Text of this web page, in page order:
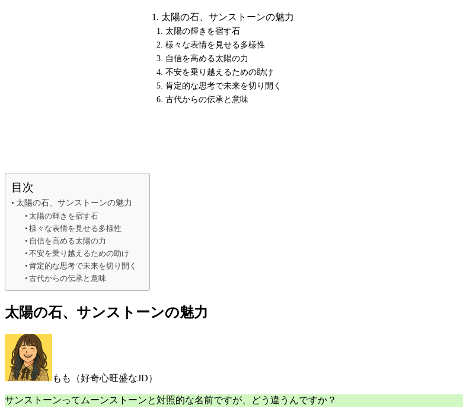
太陽の石、サンストーンの魅力
太陽の輝きを宿す石
様々な表情を見せる多様性
自信を高める太陽の力
不安を乗り越えるための助け
肯定的な思考で未来を切り開く
古代からの伝承と意味
目次
太陽の石、サンストーンの魅力
太陽の輝きを宿す石
様々な表情を見せる多様性
自信を高める太陽の力
不安を乗り越えるための助け
肯定的な思考で未来を切り開く
古代からの伝承と意味
太陽の石、サンストーンの魅力
もも（好奇心旺盛なJD）
サンストーンってムーンストーンと対照的な名前ですが、どう違うんですか？